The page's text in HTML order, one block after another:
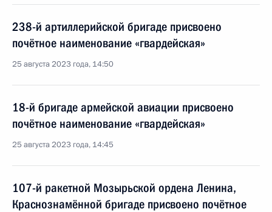
238-й артиллерийской бригаде присвоено
почётное наименование «гвардейская»
25 августа 2023 года, 14:50
18-й бригаде армейской авиации присвоено
почётное наименование «гвардейская»
25 августа 2023 года, 14:45
107-й ракетной Мозырьской ордена Ленина,
Краснознамённой бригаде присвоено почётное